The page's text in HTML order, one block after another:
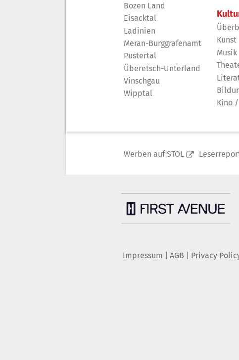
Bozen Land
Eisacktal
Ladinien
Meran-Burggrafenamt
Pustertal
Überetsch-Unterland
Vinschgau
Wipptal
Kunst
Musik
Kino /
Werben auf STOL
Impressum AGB Privacy